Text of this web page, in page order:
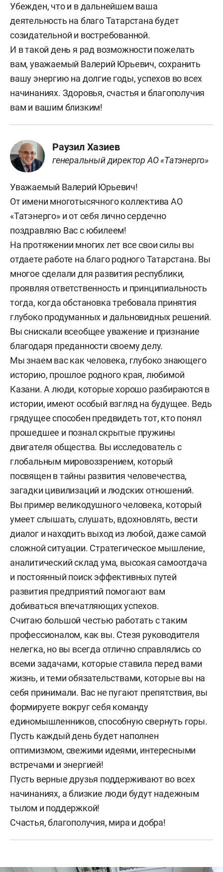
Убежден, что и в дальнейшем ваша
деятельность на благо Татарстана будет
созидательной и востребованной.
И в такой день я рад возможности пожелать
вам, уважаемый Валерий Юрьевич, сохранить
вашу энергию на долгие годы, успехов во всех
начинаниях. Здоровья, счастья и благополучия
вам и вашим близким!
Раузил Хазиев
генеральный директор АО «Татэнерго»
Уважаемый Валерий Юрьевич!
От имени многотысячного коллектива АО
«Татэнерго» и от себя лично сердечно
поздравляю Вас с юбилеем!
На протяжении многих лет все свои силы вы
отдаете работе на благо родного Татарстана. Вы
многое сделали для развития республики,
проявляя ответственность и принципиальность
тогда, когда обстановка требовала принятия
глубоко продуманных и дальновидных решений.
Вы снискали всеобщее уважение и признание
благодаря преданности своему делу.
Мы знаем вас как человека, глубоко знающего
историю, прошлое родного края, любимой
Казани. А люди, которые хорошо разбираются в
истории, имеют особый взгляд на будущее. Ведь
грядущее способен предвидеть тот, кто понял
прошедшее и познал скрытые пружины
двигателя общества. Вы исследователь с
глобальным мировоззрением, который
посвящен в тайны развития человечества,
загадки цивилизаций и людских отношений.
Вы пример великодушного человека, который
умеет слышать, слушать, вдохновлять, вести
диалог и находить выход из любой, даже самой
сложной ситуации. Стратегическое мышление,
аналитический склад ума, высокая самоотдача
и постоянный поиск эффективных путей
развития предприятий помогают вам
добиваться впечатляющих успехов.
Считаю большой честью работать с таким
профессионалом, как вы. Стезя руководителя
нелегка, но вы всегда отлично справлялись со
всеми задачами, которые ставила перед вами
жизнь, и теми обязательствами, которые вы на
себя принимали. Вас не пугают препятствия, вы
формируете вокруг себя команду
единомышленников, способную свернуть горы.
Пусть каждый день будет наполнен
оптимизмом, свежими идеями, интересными
встречами и энергией!
Пусть верные друзья поддерживают во всех
начинаниях, а близкие люди будут надежным
тылом и поддержкой!
Счастья, благополучия, мира и добра!